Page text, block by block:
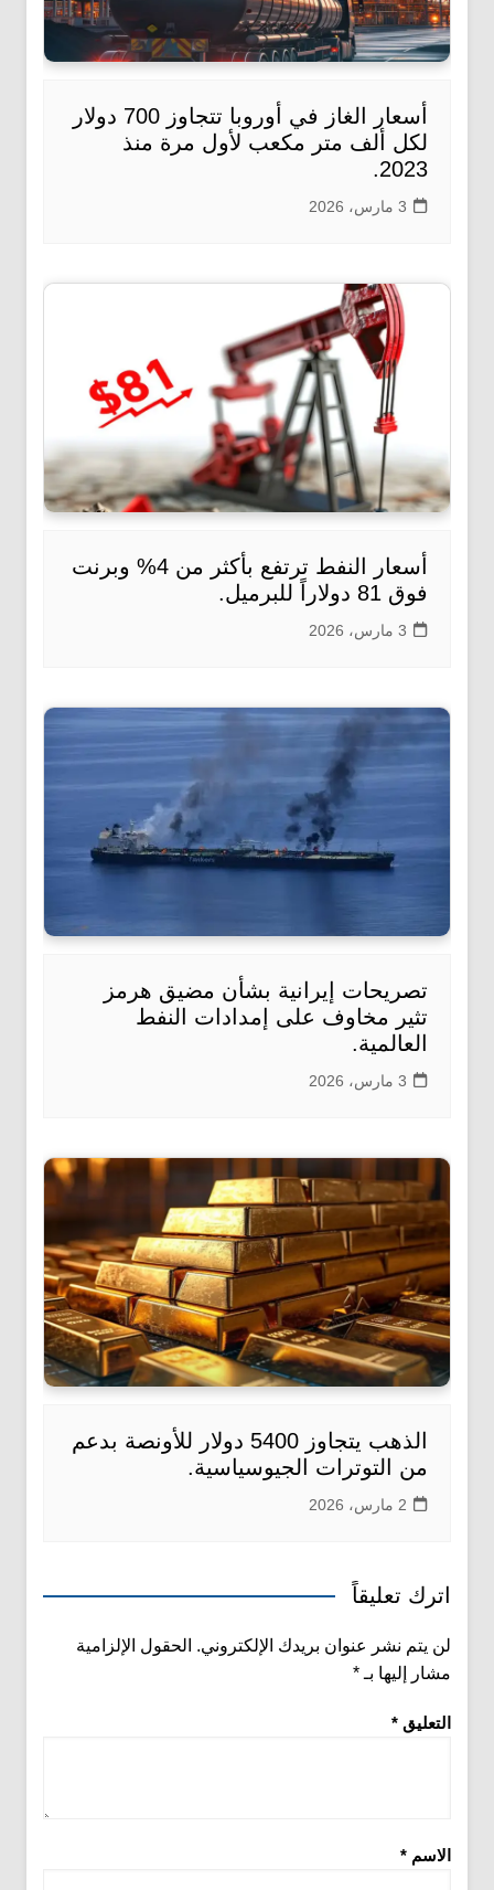
أسعار الغاز في أوروبا تتجاوز 700 دولار
لكل ألف متر مكعب لأول مرة منذ
2023.
3 مارس، 2026
أسعار النفط ترتفع بأكثر من 4% وبرنت
فوق 81 دولاراً للبرميل.
3 مارس، 2026
تصريحات إيرانية بشأن مضيق هرمز
تثير مخاوف على إمدادات النفط
العالمية.
3 مارس، 2026
الذهب يتجاوز 5400 دولار للأونصة بدعم
من التوترات الجيوسياسية.
2 مارس، 2026
اترك تعليقاً
لن يتم نشر عنوان بريدك الإلكتروني. الحقول الإلزامية
مشار إليها بـ *
التعليق *
الاسم *